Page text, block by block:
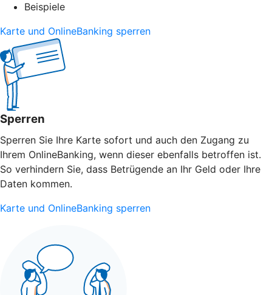
Beispiele
Karte und OnlineBanking sperren
Sperren
Sperren Sie Ihre Karte sofort und auch den Zugang zu
Ihrem OnlineBanking, wenn dieser ebenfalls betroffen ist.
So verhindern Sie, dass Betrügende an Ihr Geld oder Ihre
Daten kommen.
Karte und OnlineBanking sperren